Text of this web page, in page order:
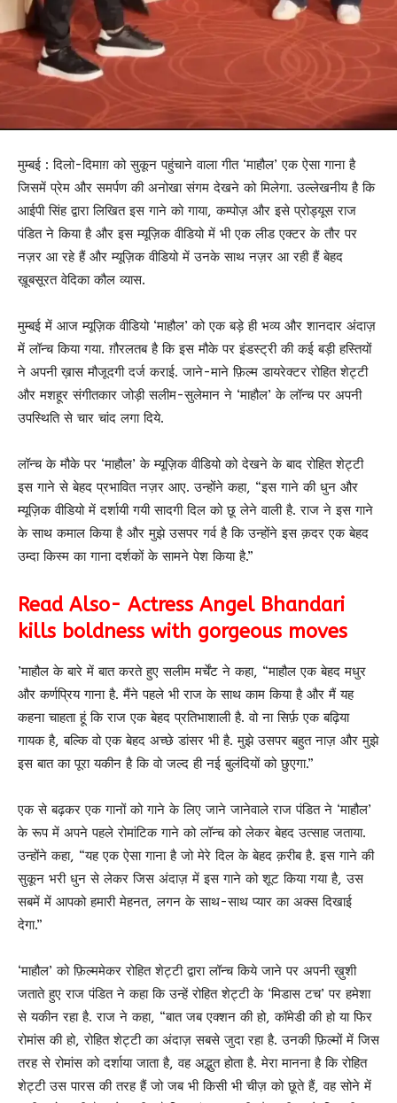
मुम्बई : दिलो-दिमाग़ को सुकून पहुंचाने वाला गीत ‘माहौल’ एक ऐसा गाना है
जिसमें प्रेम और समर्पण की अनोखा संगम देखने को मिलेगा. उल्लेखनीय है कि
आईपी सिंह द्वारा लिखित इस गाने को गाया, कम्पोज़ और इसे प्रोड्यूस राज
पंडित ने किया है और इस म्यूज़िक वीडियो में भी एक लीड एक्टर के तौर पर‌
नज़र आ रहे हैं और म्यूज़िक वीडियो में उनके साथ नज़र आ रही हैं बेहद
ख़ूबसूरत वेदिका कौल व्यास.
मुम्बई में आज म्यूज़िक वीडियो ‘माहौल’ को एक बड़े ही भव्य और शानदार अंदाज़
में‌ लॉन्च किया गया. ग़ौरलतब है कि इस मौके पर इंडस्ट्री की कई बड़ी हस्तियों
ने अपनी ख़ास मौजूदगी दर्ज कराई. जाने-माने‌ फ़िल्म डायरेक्टर रोहित शेट्टी
और मशहूर संगीतकार जोड़ी सलीम-सुलेमान ने ‘माहौल’ के लॉन्च पर अपनी
उपस्थिति से चार चांद लगा दिये.
लॉन्च के मौके पर ‘माहौल’ के म्यूज़िक वीडियो को देखने के बाद रोहित शेट्टी
इस गाने से बेहद प्रभावित नज़र आए. उन्होंने‌ कहा, “इस गाने की धुन और
म्यूज़िक वीडियो में दर्शायी गयी सादगी दिल को छू लेने वाली है. राज ने इस गाने
के साथ कमाल किया है और मुझे उसपर गर्व है कि उन्होंने‌ इस क़दर एक बेहद
उम्दा किस्म का गाना दर्शकों के सामने पेश किया है.”
Read Also- Actress Angel Bhandari
kills boldness with gorgeous moves
’माहौल के बारे में बात करते हुए सलीम मर्चेंट ने कहा, “माहौल एक बेहद मधुर
और कर्णप्रिय गाना है. मैंने पहले भी राज के साथ काम किया है और मैं यह
कहना चाहता हूं कि राज एक बेहद प्रतिभाशाली है. वो ना सिर्फ़ एक बढ़िया
गायक है, बल्कि वो एक बेहद अच्छे डांसर भी है. मुझे उसपर बहुत नाज़ और मुझे
इस बात का पूरा यकीन है कि वो जल्द ही नई बुलंदियों को छुएगा.”
एक से बढ़कर एक गानों को गाने‌ के‌ लिए जाने जानेवाले राज पंडित ने‌ ‘माहौल’
के रूप में अपने पहले रोमांटिक गाने को लॉन्च को लेकर बेहद उत्साह जताया.
उन्होंने‌ कहा, “यह एक ऐसा गाना है जो मेरे दिल के बेहद क़रीब है. इस गाने की
सुकून भरी धुन से लेकर जिस अंदाज़ में इस गाने को शूट किया गया है, उस
सबमें में आपको हमारी मेहनत, लगन के साथ-साथ प्यार का अक्स दिखाई
देगा.”
‘माहौल’ को फ़िल्ममेकर रोहित शेट्टी द्वारा लॉन्च किये जाने पर अपनी ख़ुशी
जताते हुए राज पंडित ने कहा कि उन्हें रोहित शेट्टी के ‘मिडास टच’ पर हमेशा
से यकीन रहा है. राज ने कहा, “बात जब एक्शन की हो, कॉमेडी की हो या फिर
रोमांस की हो, रोहित शेट्टी का अंदाज़ सबसे जुदा रहा है. उनकी फ़िल्मों में जिस
तरह से रोमांस को दर्शाया जाता है, वह अद्भुत होता है. मेरा मानना है कि रोहित
शेट्टी उस पारस की तरह हैं जो जब भी किसी भी चीज़ को छूते हैं, वह सोने में